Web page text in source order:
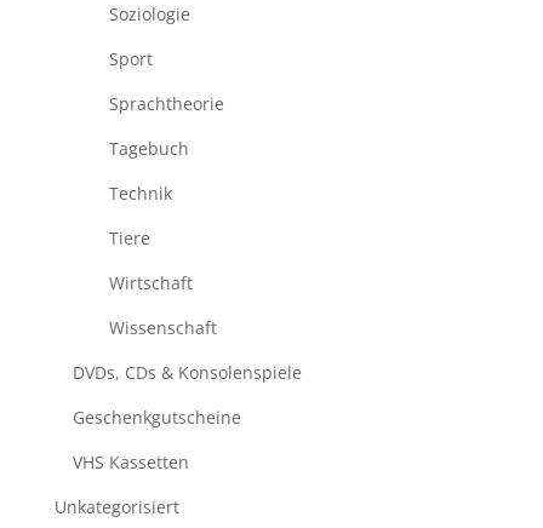
Soziologie
Sport
Sprachtheorie
Tagebuch
Technik
Tiere
Wirtschaft
Wissenschaft
DVDs, CDs & Konsolenspiele
Geschenkgutscheine
VHS Kassetten
Unkategorisiert